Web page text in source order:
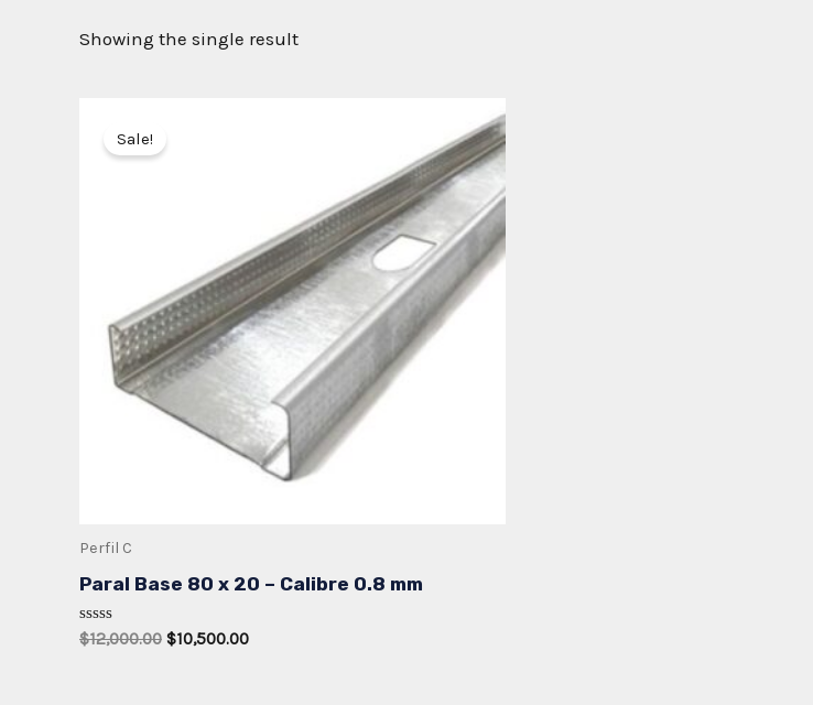
Showing the single result
Sale!
Perfil C
Paral Base 80 x 20 – Calibre 0.8 mm
Rated
0
$12,000.00 Original
$10,500.00Current